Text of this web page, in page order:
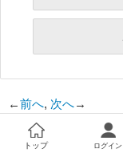
必須
←前へ, 次へ→
トップ ログイン